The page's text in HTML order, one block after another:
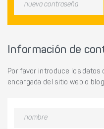
Información de
Por favor introduce los datos
encargada del sitio web o